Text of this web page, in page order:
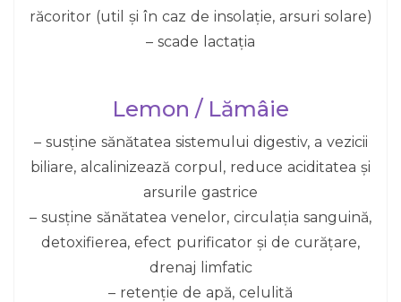
răcoritor (util și în caz de insolație, arsuri solare)
– scade lactația
Lemon / Lămâie
– susține sănătatea sistemului digestiv, a vezicii
biliare, alcalinizează corpul, reduce aciditatea și
arsurile gastrice
– susține sănătatea venelor, circulația sanguină,
detoxifierea, efect purificator și de curățare,
drenaj limfatic
– retenție de apă, celulită